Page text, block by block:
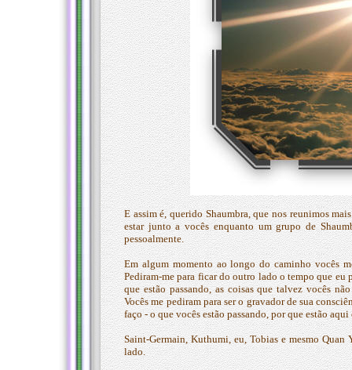
E assim é, querido Shaumbra, que nos reunimos
estar junto a vocês enquanto um grupo de
pessoalmente.
Em algum momento ao longo do caminho vocês
Pediram-me para ficar do outro lado o tempo que eu
que estão passando, as coisas que talvez vocês
Vocês me pediram para ser o gravador de sua
faço - o que vocês estão passando, por que estão
Saint-Germain, Kuthumi, eu, Tobias e mesmo
lado.